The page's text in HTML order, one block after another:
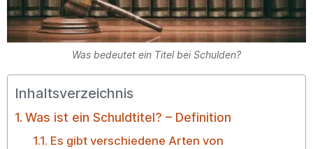
Was bedeutet ein Titel bei Schulden?
Inhaltsverzeichnis
Was ist ein Schuldtitel? – Definition
Es gibt verschiedene Arten von